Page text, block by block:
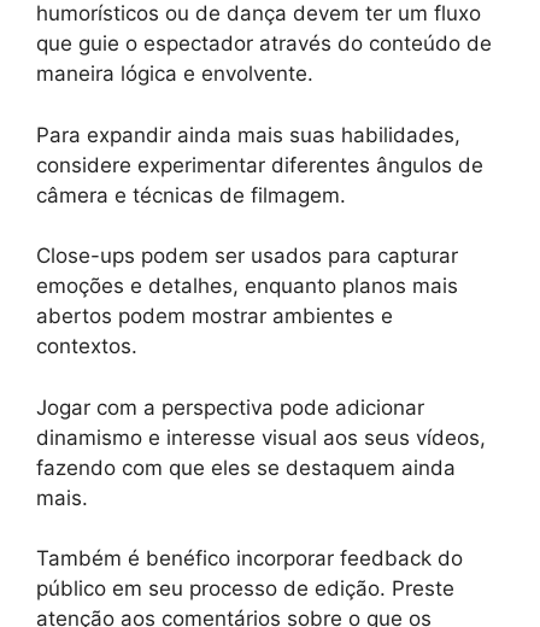
humorísticos ou de dança devem ter um fluxo
que guie o espectador através do conteúdo de
maneira lógica e envolvente.
Para expandir ainda mais suas habilidades,
considere experimentar diferentes ângulos de
câmera e técnicas de filmagem.
Close-ups podem ser usados para capturar
emoções e detalhes, enquanto planos mais
abertos podem mostrar ambientes e
contextos.
Jogar com a perspectiva pode adicionar
dinamismo e interesse visual aos seus vídeos,
fazendo com que eles se destaquem ainda
mais.
Também é benéfico incorporar feedback do
público em seu processo de edição. Preste
atenção aos comentários sobre o que os